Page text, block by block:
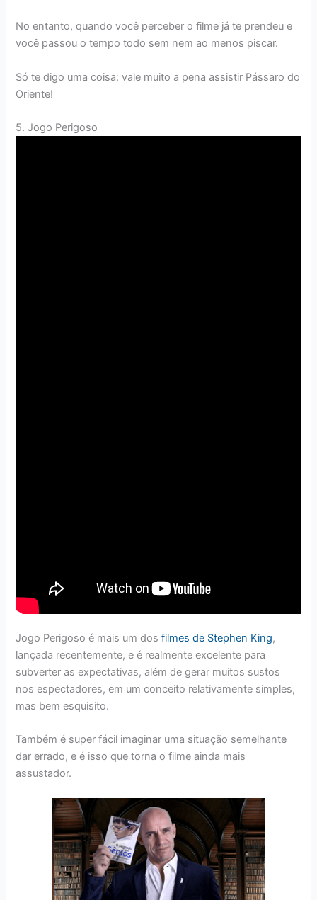
No entanto, quando você perceber o filme já te prendeu e
você passou o tempo todo sem nem ao menos piscar.
Só te digo uma coisa: vale muito a pena assistir Pássaro do
Oriente!
5. Jogo Perigoso
Jogo Perigoso é mais um dosfilmes de Stephen King,
lançada recentemente, e é realmente excelente para
subverter as expectativas, além de gerar muitos sustos
nos espectadores, em um conceito relativamente simples,
mas bem esquisito.
Também é super fácil imaginar uma situação semelhante
dar errado, e é isso que torna o filme ainda mais
assustador.